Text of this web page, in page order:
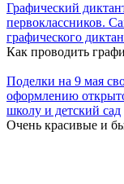
Графический
первоклассников.
графического
Как проводить
Поделки на 9 мая
оформлению
школу и детский сад
Очень красивые и